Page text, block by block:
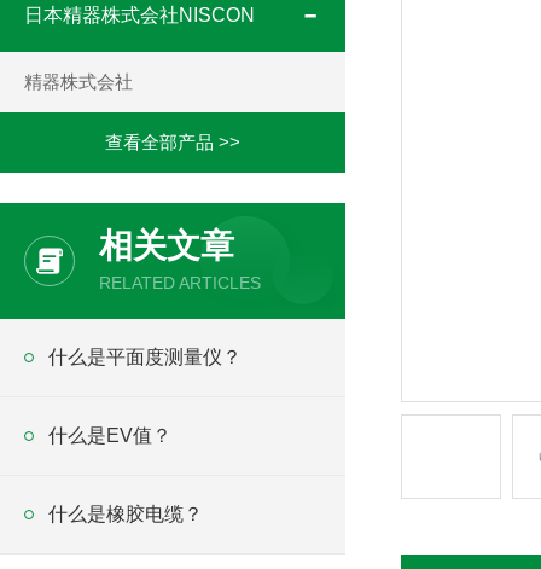
日本精器株式会社NISCON
精器株式会社
查看全部产品 >>
相关文章
RELATED ARTICLES
什么是平面度测量仪？
什么是EV值？
什么是橡胶电缆？